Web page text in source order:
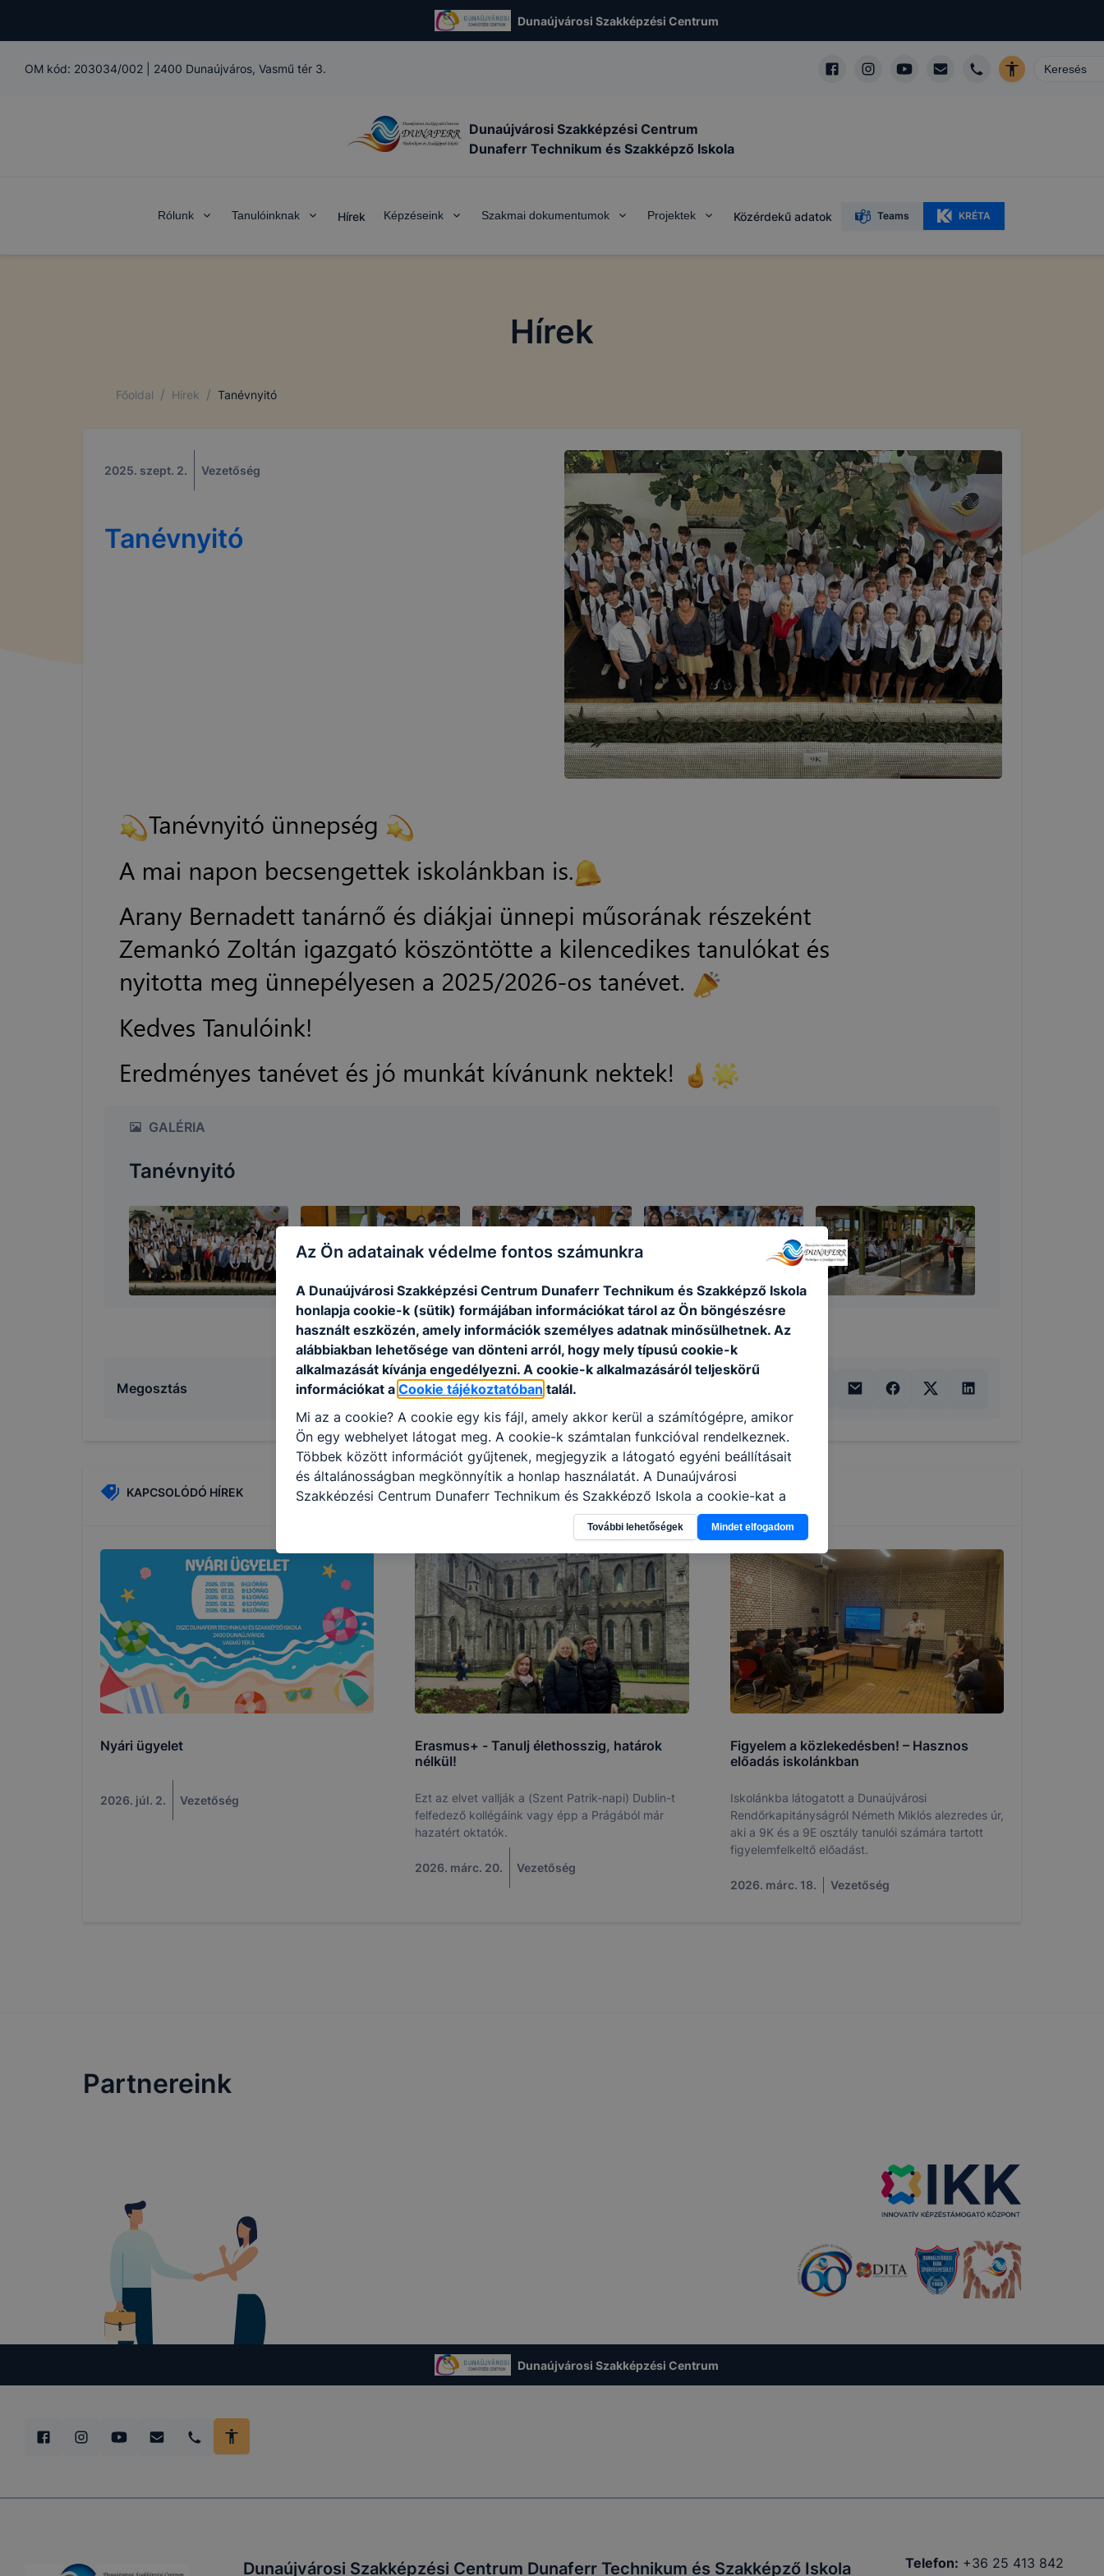
Dunaújvárosi Szakképzési Centrum
OM kód: 203034/002 2400 Dunaújváros, Vasmű tér 3.
Dunaújvárosi Szakképzési Centrum
Dunaferr Technikum és Szakképző Iskola
Rólunk Tanulóinknak Hírek Képzéseink Szakmai dokumentumok Projektek Közérdekű adatok Teams KRÉTA
Hírek
Főoldal / Hírek / Tanévnyitó
2025. szept. 2. Vezetőség
Tanévnyitó
GALÉRIA
Tanévnyitó
Megosztás
KAPCSOLÓDÓ HÍREK
Nyári ügyelet
2026. júl. 2. Vezetőség
Erasmus+ - Tanulj élethosszig, határok
nélkül!
Ezt az elvet vallják a (Szent Patrik-napi) Dublin-t
felfedező kollégáink vagy épp a Prágából már
hazatért oktatók.
2026. márc. 20. Vezetőség
Figyelem a közlekedésben! – Hasznos
előadás iskolánkban
Iskolánkba látogatott a Dunaújvárosi
Rendőrkapitányságról Németh Miklós alezredes úr,
aki a 9K és a 9E osztály tanulói számára tartott
figyelemfelkeltő előadást.
2026. márc. 18. Vezetőség
Partnereink
Dunaújvárosi Szakképzési Centrum
Dunaújvárosi Szakképzési Centrum Dunaferr Technikum és Szakképző Iskola Telefon: +36 25 413 842
Az Ön adatainak védelme fontos számunkra
A Dunaújvárosi Szakképzési Centrum Dunaferr Technikum és Szakképző Iskola
honlapja cookie-k (sütik) formájában információkat tárol az Ön böngészésre
használt eszközén, amely információk személyes adatnak minősülhetnek. Az
alábbiakban lehetősége van dönteni arról, hogy mely típusú cookie-k
alkalmazását kívánja engedélyezni. A cookie-k alkalmazásáról teljeskörű
információkat a Cookie tájékoztatóban talál.
Mi az a cookie? A cookie egy kis fájl, amely akkor kerül a számítógépre, amikor
Ön egy webhelyet látogat meg. A cookie-k számtalan funkcióval rendelkeznek.
Többek között információt gyűjtenek, megjegyzik a látogató egyéni beállításait
és általánosságban megkönnyítik a honlap használatát. A Dunaújvárosi
Szakképzési Centrum Dunaferr Technikum és Szakképző Iskola a cookie-kat a
következő célokból használja: információ gyűjtése azzal kapcsolatban, hogyan
használja Ön a honlapot -annak felmérésével, hogy a honlap melyik részeit
látogatja, vagy használja leginkább, így megtudhatjuk, hogyan biztosítsunk Önnek
még jobb felhasználói élményt, ha ismét meglátogatja oldalunkat, honlap
fejlesztése. Hogyan ellenőrizheti és hogyan tudja kikapcsolni a cookie-kat?
Minden modern böngésző engedélyezi a cookie-k beállításának a változtatását. A
legtöbb böngésző alapértelmezettként automatikusan elfogadja a cookie-kat, de
ezek általában megváltoztathatók. Felhívjuk figyelmét, hogy mivel a cookie-k
célja honlapunk használhatóságának és folyamatainak megkönnyítése vagy
lehetővé tétele, a cookie-k alkalmazásának megakadályozása vagy törlése által
előfordulhat, hogy felhasználóink nem lesznek képesek honlapunk funkcióinak
További lehetőségek Mindet elfogadom